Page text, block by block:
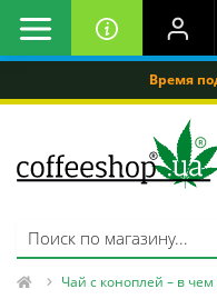
Время
Чай с коноплей – в чем